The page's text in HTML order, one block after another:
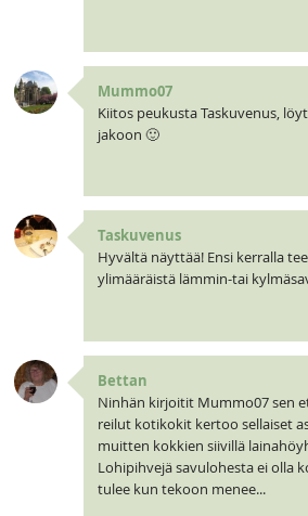
Mummo07
Kiitos peukusta Taskuvenus,
jakoon 🙂
Taskuvenus
Hyvältä näyttää! Ensi kerralla
ylimääräistä lämmin-tai
Bettan
Ninhän kirjoitit Mummo07 sen
reilut kotikokit kertoo sellaiset
muitten kokkien siivillä
Lohipihvejä savulohesta ei olla
tulee kun tekoon menee...